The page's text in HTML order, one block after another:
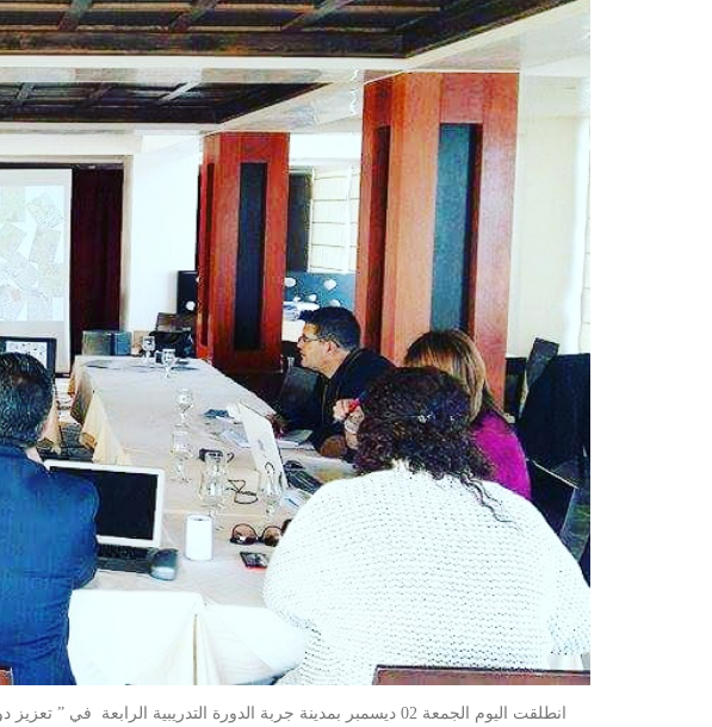
انطلقت اليوم الجمعة 02 ديسمبر بمدينة جربة
الدورة التدريبية الرابعة في ”